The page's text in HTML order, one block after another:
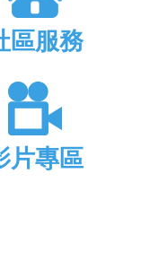
區服務
片專區